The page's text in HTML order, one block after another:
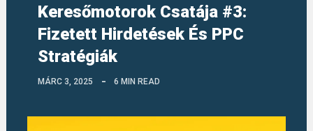
Keresőmotorok Csatája #3:
Fizetett Hirdetések És PPC
Stratégiák
MÁRC 3, 2025 6 MIN READ